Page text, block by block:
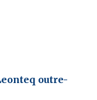
outre-